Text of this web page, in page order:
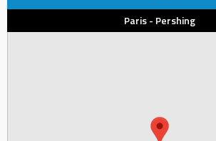
Paris - Pershing